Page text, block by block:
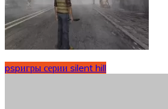
pspигры серии silent hill